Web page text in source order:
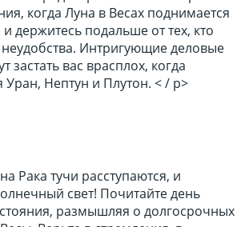
когда Луна в Весах поднимается
держитесь подальше от тех, кто
неудобства. Интригующие деловые
застать вас врасплох, когда
Уран, Нептун и Плутон. < / p>
Рака тучи расступаются, и
свет! Почитайте день
размышляя о долгосрочных